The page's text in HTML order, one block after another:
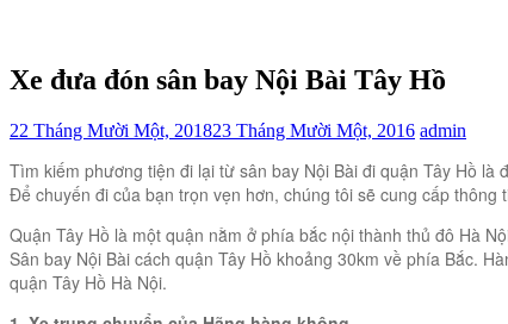
Xe đưa đón sân bay Nội Bài Tây Hồ
22 Tháng Mười Một, 201823 Tháng Mười Một, 2016 admin
Tìm kiếm phương tiện đi lại từ sân bay Nội Bài đi quận Tây Hồ
Để chuyến đi của bạn trọn vẹn hơn, chúng tôi sẽ cung cấp
Quận Tây Hồ là một quận nằm ở phía bắc nội thành thủ đô Hà
Sân bay Nội Bài cách quận Tây Hồ khoảng 30km về phía Bắc.
quận Tây Hồ Hà Nội.